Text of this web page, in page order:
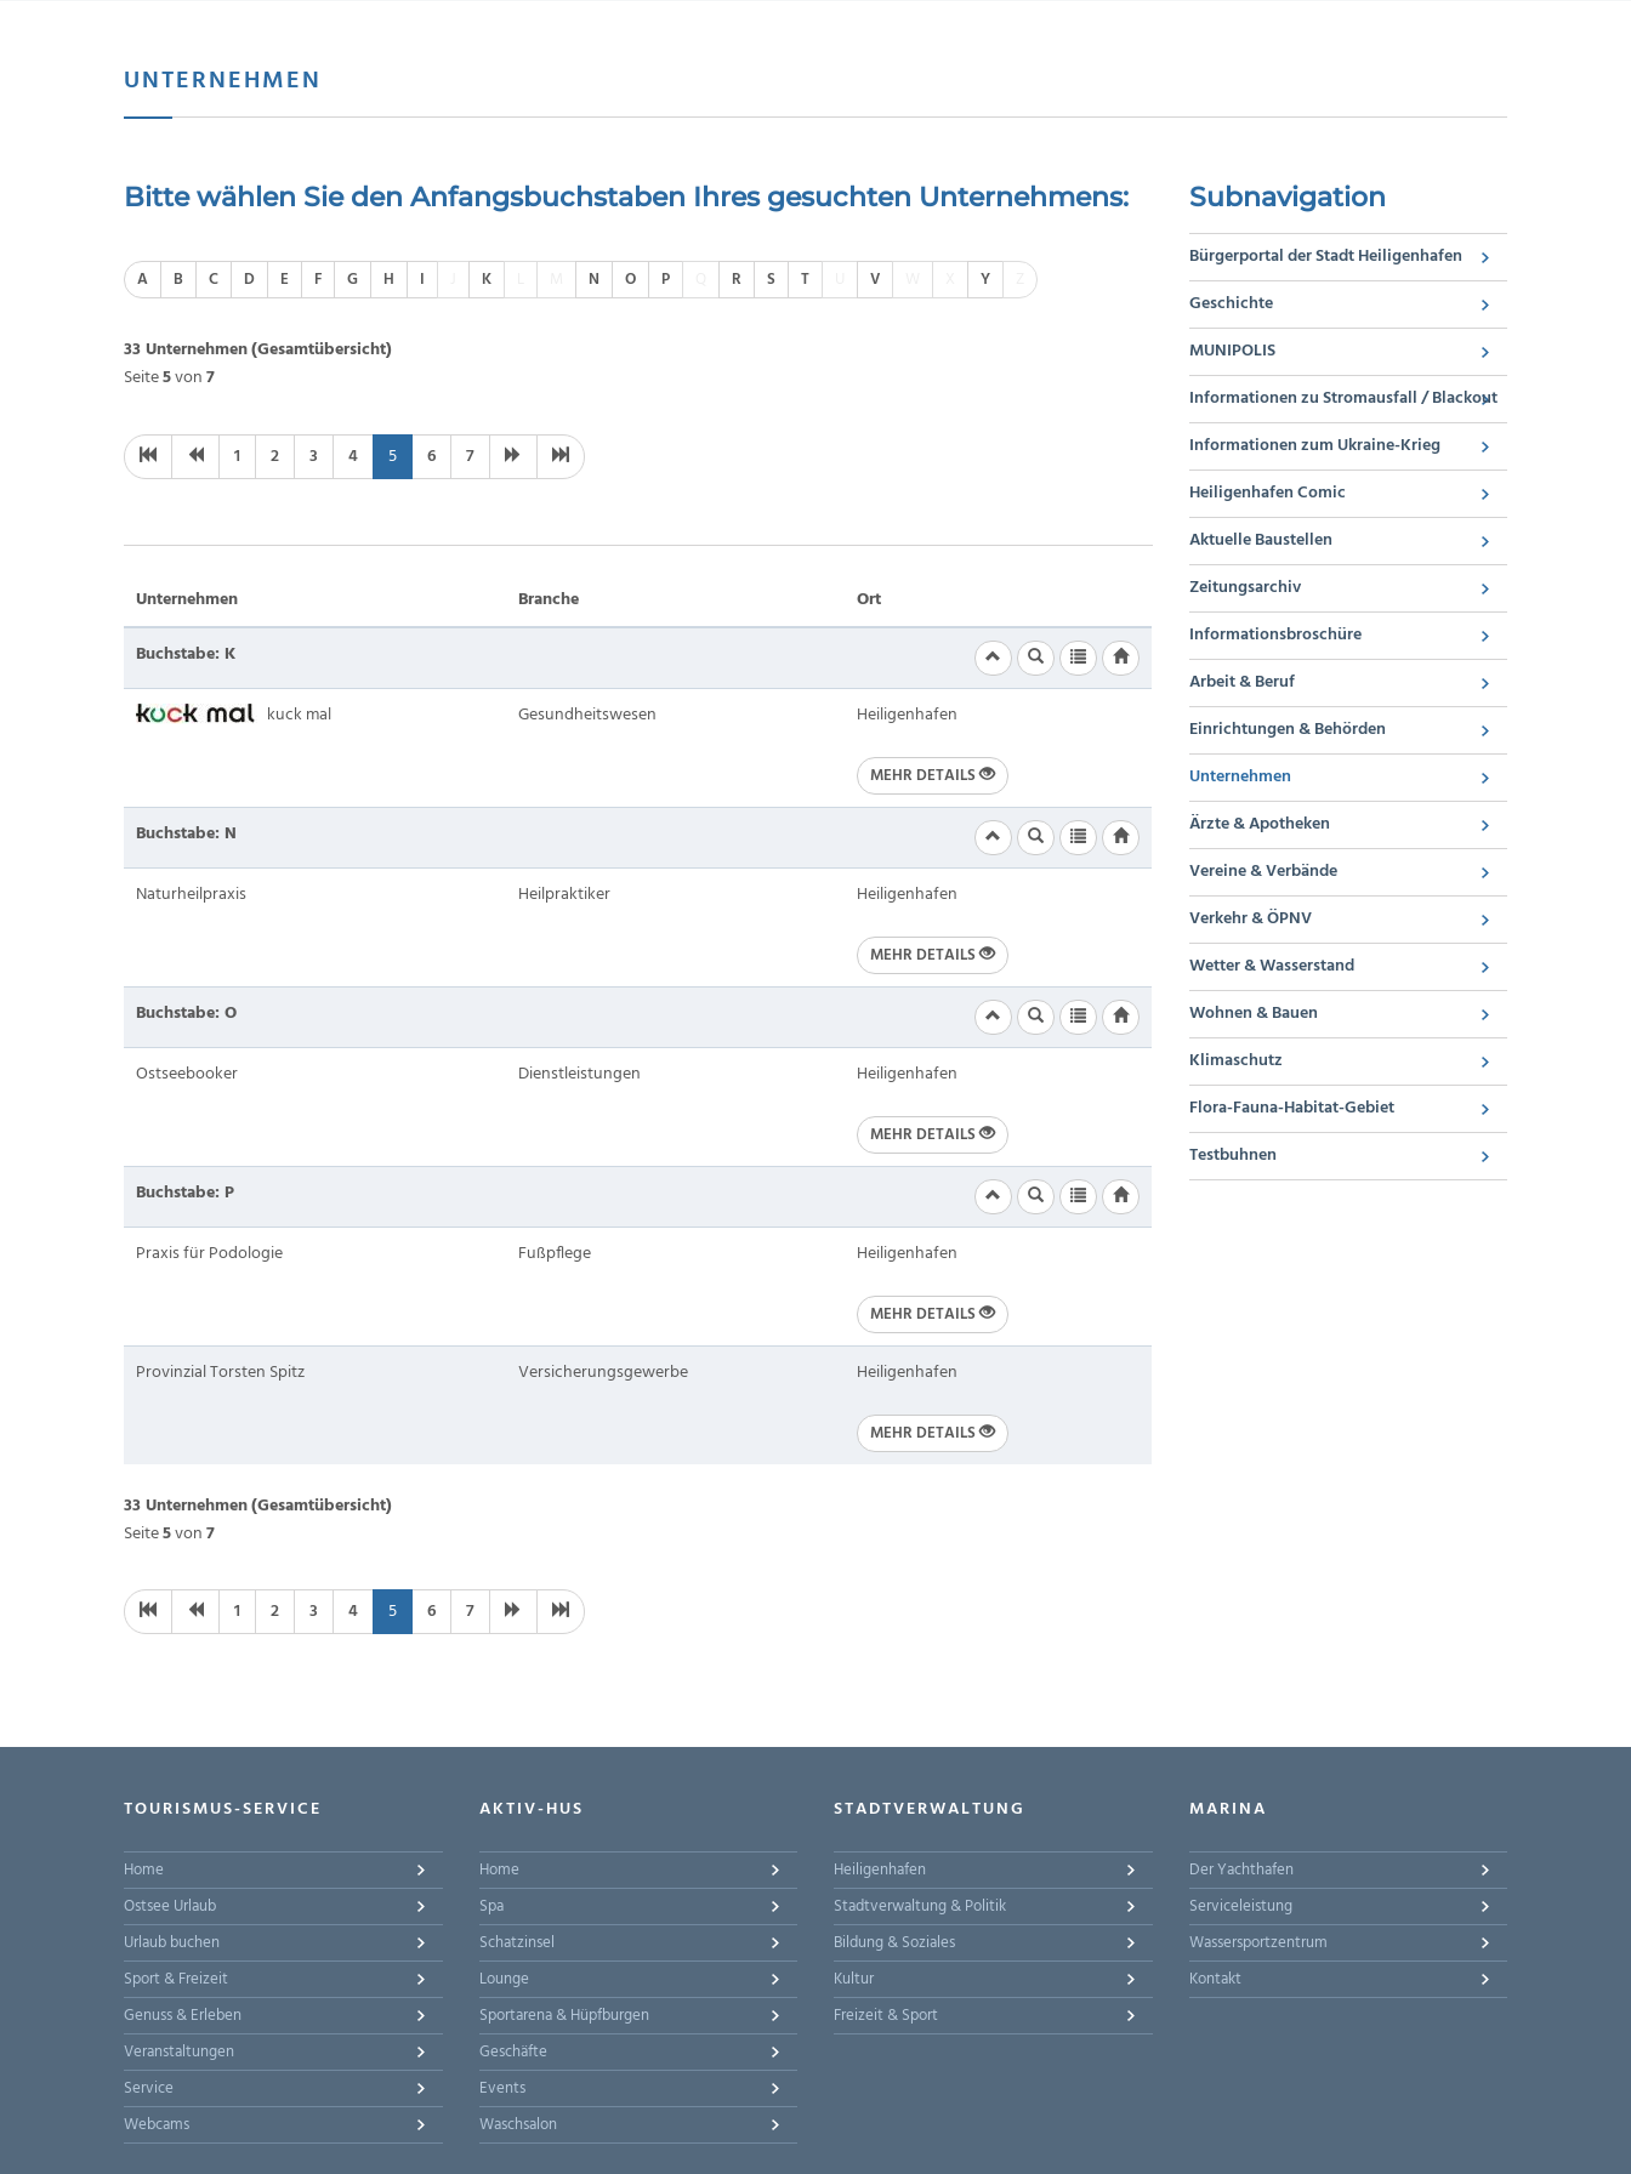
UNTERNEHMEN
Bitte wählen Sie den Anfangsbuchstaben Ihres gesuchten Unternehmens:
A B C D E F G H I K N O P R S T V Y
33 Unternehmen(Gesamtübersicht)
Seite5von7
1 2 3 4 5 6 7
Unternehmen Branche
Ort
Buchstabe: K
kuck mal Gesundheitswesen Heiligenhafen
MEHR DETAILS
Buchstabe: N
Naturheilpraxis Heilpraktiker Heiligenhafen
MEHR DETAILS
Buchstabe: O
Ostseebooker Dienstleistungen Heiligenhafen
MEHR DETAILS
Buchstabe: P
Praxis für Podologie Fußpflege Heiligenhafen
MEHR DETAILS
Provinzial Torsten Spitz Versicherungsgewerbe Heiligenhafen
MEHR DETAILS
33 Unternehmen(Gesamtübersicht)
Seite5von7
1 2 3 4 5 6 7
Subnavigation
Bürgerportal der Stadt Heiligenhafen
Geschichte
MUNIPOLIS
Informationen zu Stromausfall / Blackout
Informationen zum Ukraine-Krieg
Heiligenhafen Comic
Aktuelle Baustellen
Zeitungsarchiv
Informationsbroschüre
Arbeit & Beruf
Einrichtungen & Behörden
Unternehmen
Ärzte & Apotheken
Vereine & Verbände
Verkehr & ÖPNV
Wetter & Wasserstand
Wohnen & Bauen
Klimaschutz
Flora-Fauna-Habitat-Gebiet
Testbuhnen
TOURISMUS-SERVICE
Home
Ostsee Urlaub
Urlaub buchen
Sport & Freizeit
Genuss & Erleben
Veranstaltungen
Service
Webcams
AKTIV-HUS
Home
Spa
Schatzinsel
Lounge
Sportarena & Hüpfburgen
Geschäfte
Events
Waschsalon
STADTVERWALTUNG
Heiligenhafen
Stadtverwaltung & Politik
Bildung & Soziales
Kultur
Freizeit & Sport
MARINA
Der Yachthafen
Serviceleistung
Wassersportzentrum
Kontakt